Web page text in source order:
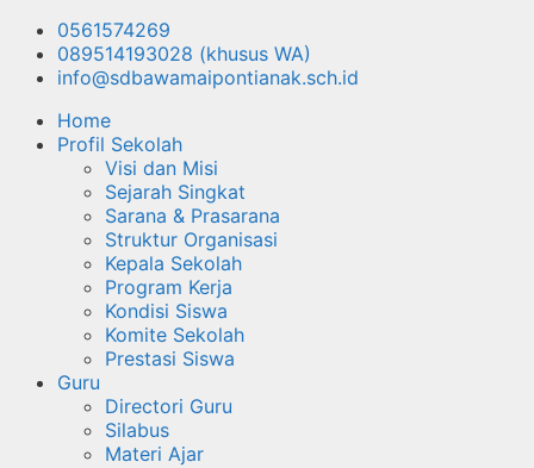
0561574269
089514193028 (khusus WA)
info@sdbawamaipontianak.sch.id
Home
Profil Sekolah
Visi dan Misi
Sejarah Singkat
Sarana & Prasarana
Struktur Organisasi
Kepala Sekolah
Program Kerja
Kondisi Siswa
Komite Sekolah
Prestasi Siswa
Guru
Directori Guru
Silabus
Materi Ajar